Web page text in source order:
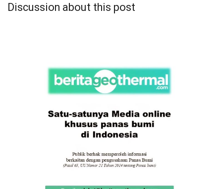
Discussion about this post